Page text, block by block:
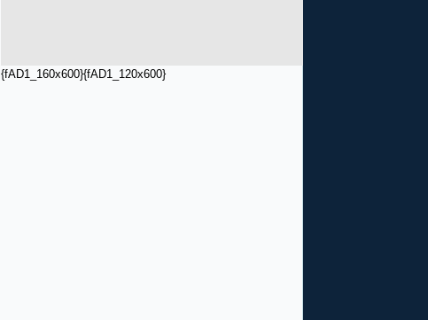
{fAD1_160x600}{fAD1_120x600}